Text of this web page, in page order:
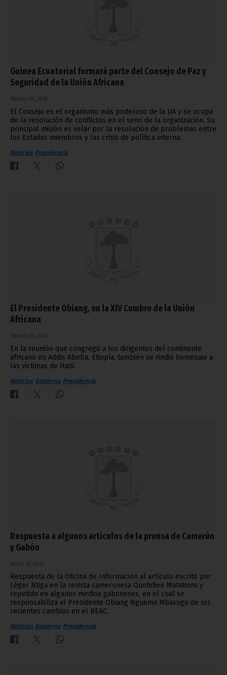
Guinea Ecuatorial formará parte del Consejo de Paz y
Seguridad de la Unión Africana
febrero 04, 2010
El Consejo es el organismo más poderoso de la UA y se ocupa
de la resolución de conflictos en el seno de la organización. Su
principal misión es velar por la resolución de problemas entre
los Estados miembros y las crisis de política interna.
Noticias Presidencia
El Presidente Obiang, en la XIV Cumbre de la Unión
Africana
febrero 01, 2010
En la reunión que congregó a los dirigentes del continente
africano en Addis Abeba, Etiopía, también se rindió homenaje a
las victimas de Haití.
Noticias Gobierno Presidencia
Respuesta a algunos artículos de la prensa de Camerún
y Gabón
enero 28, 2010
Respuesta de la Oficina de Información al artículo escrito por
Léger Ntiga en la revista camerunesa Quotidien Mutations y
repetido en algunos medios gaboneses, en el cual se
responsabiliza al Presidente Obiang Nguema Mbasogo de los
recientes cambios en el BEAC.
Noticias Gobierno Presidencia